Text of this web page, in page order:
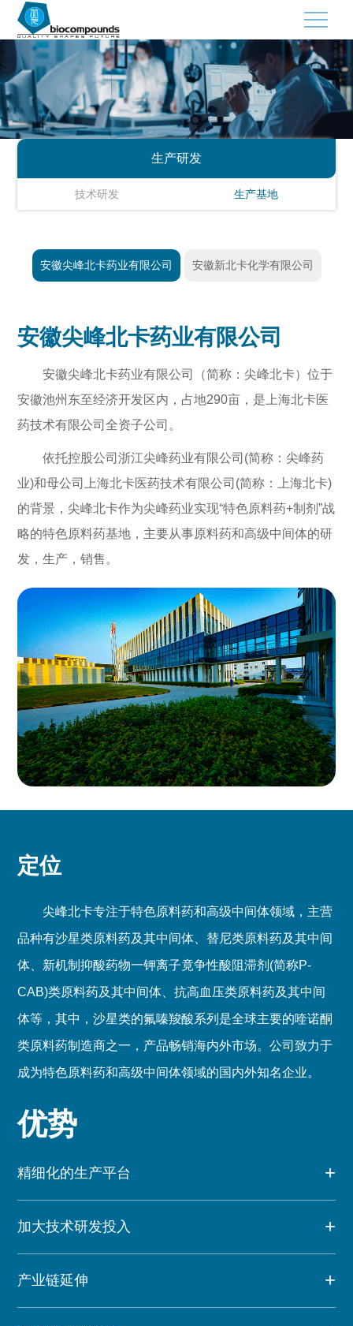
×
首页
关于北卡
公司介绍
企业使命
发展历程
产品中心
医药中间体
生产研发
技术研发
生产基地
新闻媒体
新闻资讯
展会信息
生产研发
技术研发 生产基地
安徽尖峰北卡药业有限公司 安徽新北卡化学有限公司
安徽尖峰北卡药业有限公司
安徽尖峰北卡药业有限公司（简称：尖峰北卡）位于
安徽池州东至经济开发区内，占地290亩，是上海北卡医
药技术有限公司全资子公司。
依托控股公司浙江尖峰药业有限公司(简称：尖峰药
业)和母公司上海北卡医药技术有限公司(简称：上海北卡)
的背景，尖峰北卡作为尖峰药业实现“特色原料药+制剂”战
略的特色原料药基地，主要从事原料药和高级中间体的研
发，生产，销售。
定位
尖峰北卡专注于特色原料药和高级中间体领域，主营
品种有沙星类原料药及其中间体、替尼类原料药及其中间
体、新机制抑酸药物一钾离子竟争性酸阻滞剂(简称P-
CAB)类原料药及其中间体、抗高血压类原料药及其中间
体等，其中，沙星类的氟嗪羧酸系列是全球主要的喹诺酮
类原料药制造商之一，产品畅销海内外市场。公司致力于
成为特色原料药和高级中间体领域的国内外知名企业。
优势
精细化的生产平台
加大技术研发投入
产业链延伸